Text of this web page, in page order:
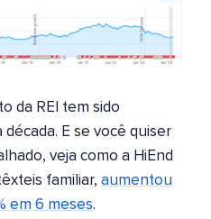
da REI tem sido
E se você quiser
veja como a HiEnd
familiar, aumentou
em 6 meses.